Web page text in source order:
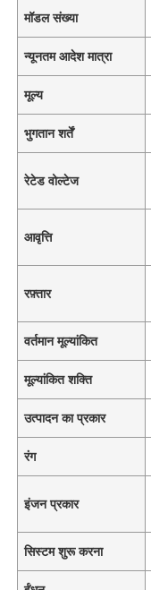
मॉडल संख्या
न्यूनतम आदेश मात्रा
मूल्य
भुगतान शर्तें
रेटेड वोल्टेज
आवृत्ति
रफ़्तार
वर्तमान मूल्यांकित
मूल्यांकित शक्ति
उत्पादन का प्रकार
रंग
इंजन प्रकार
सिस्टम शुरू करना